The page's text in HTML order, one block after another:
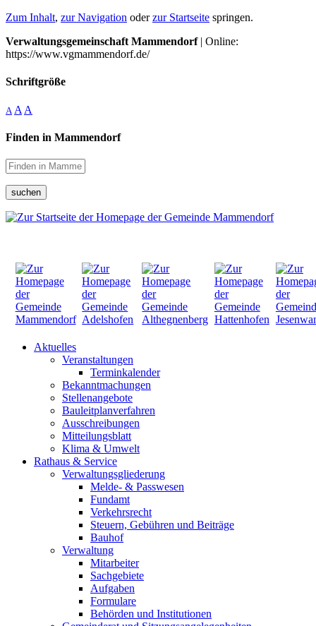
Zum Inhalt, zur Navigation oderzur Startseite springen.
Verwaltungsgemeinschaft Mammendorf| Online:
https://www.vgmammendorf.de/
Schriftgröße
A A A
Finden in Mammendorf
suchen
Aktuelles
Veranstaltungen
Terminkalender
Bekanntmachungen
Stellenangebote
Bauleitplanverfahren
Ausschreibungen
Mitteilungsblatt
Klima & Umwelt
Rathaus & Service
Verwaltungsgliederung
Melde- & Passwesen
Fundamt
Verkehrsrecht
Steuern, Gebühren und Beiträge
Bauhof
Verwaltung
Mitarbeiter
Sachgebiete
Aufgaben
Formulare
Behörden und Institutionen